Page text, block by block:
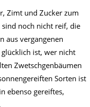
Zimt und Zucker zum
sind noch nicht reif, die
aus vergangenen
ist, wer nicht
Zwetschgenbäumen
Sorten ist
ebenso gereiftes,